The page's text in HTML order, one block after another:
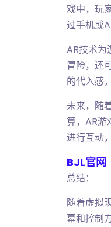
戏中，玩
过手机或
AR技术为
冒险，还
的代入感
未来，随
算，AR游
进行互动
BJL官网
总结：
随着虚拟
幕和控制